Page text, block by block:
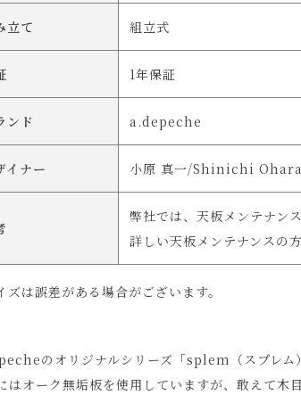
立て 組立式
1年保証
ンド a.depeche
イナー 小原 真一/Shinichi Ohara
弊社では、天板メンテナン
詳しい天板メンテナンスの
ズは誤差がある場合がございます。
のオリジナルシリーズ「splem（スプレム
はオーク無垢板を使用していますが、敢えて木